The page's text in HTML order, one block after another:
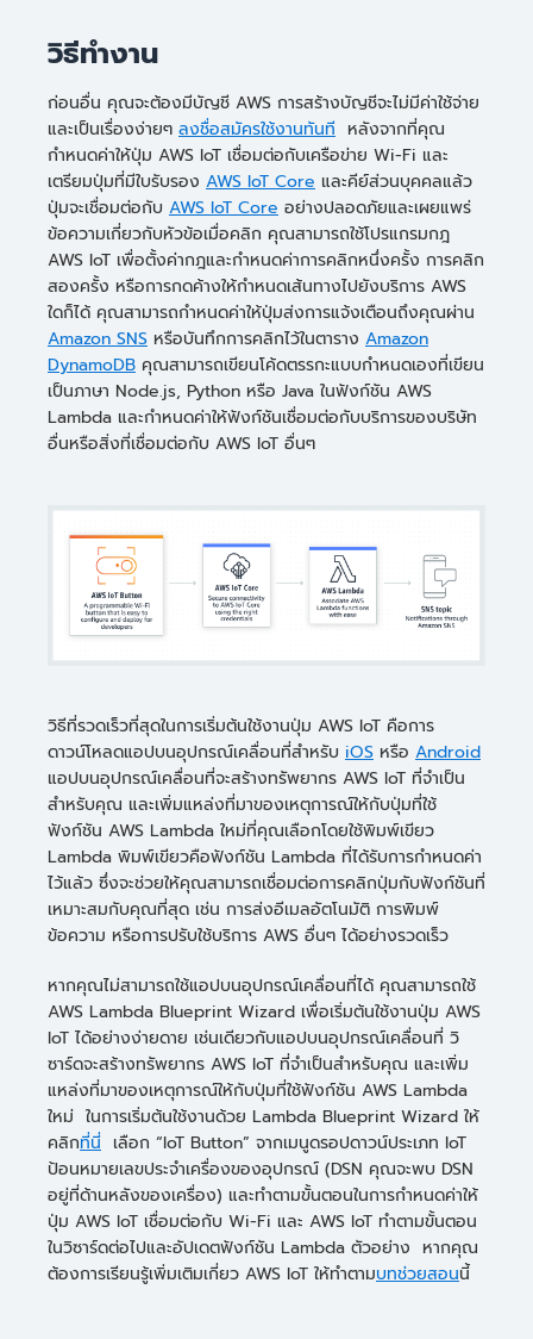
วิธีทำงาน
ก่อนอื่น คุณจะต้องมีบัญชี AWS การสร้างบัญชีจะไม่มีค่าใช้จ่าย
และเป็นเรื่องง่ายๆ ลงชื่อสมัครใช้งานทันที หลังจากที่คุณ
กำหนดค่าให้ปุ่ม AWS IoT เชื่อมต่อกับเครือข่าย Wi-Fi และ
เตรียมปุ่มที่มีใบรับรอง AWS IoT Core และคีย์ส่วนบุคคลแล้ว
ปุ่มจะเชื่อมต่อกับ AWS IoT Core อย่างปลอดภัยและเผยแพร่
ข้อความเกี่ยวกับหัวข้อเมื่อคลิก คุณสามารถใช้โปรแกรมกฎ
AWS IoT เพื่อตั้งค่ากฎและกำหนดค่าการคลิกหนึ่งครั้ง การคลิก
สองครั้ง หรือการกดค้างให้กำหนดเส้นทางไปยังบริการ AWS
ใดก็ได้ คุณสามารถกำหนดค่าให้ปุ่มส่งการแจ้งเตือนถึงคุณผ่าน
Amazon SNS หรือบันทึกการคลิกไว้ในตาราง Amazon
DynamoDB คุณสามารถเขียนโค้ดตรรกะแบบกำหนดเองที่เขียน
เป็นภาษา Node.js, Python หรือ Java ในฟังก์ชัน AWS
Lambda และกำหนดค่าให้ฟังก์ชันเชื่อมต่อกับบริการของบริษัท
อื่นหรือสิ่งที่เชื่อมต่อกับ AWS IoT อื่นๆ
วิธีที่รวดเร็วที่สุดในการเริ่มต้นใช้งานปุ่ม AWS IoT คือการ
ดาวน์โหลดแอปบนอุปกรณ์เคลื่อนที่สำหรับ iOS หรือ Android
แอปบนอุปกรณ์เคลื่อนที่จะสร้างทรัพยากร AWS IoT ที่จำเป็น
สำหรับคุณ และเพิ่มแหล่งที่มาของเหตุการณ์ให้กับปุ่มที่ใช้
ฟังก์ชัน AWS Lambda ใหม่ที่คุณเลือกโดยใช้พิมพ์เขียว
Lambda พิมพ์เขียวคือฟังก์ชัน Lambda ที่ได้รับการกำหนดค่า
ไว้แล้ว ซึ่งจะช่วยให้คุณสามารถเชื่อมต่อการคลิกปุ่มกับฟังก์ชันที่
เหมาะสมกับคุณที่สุด เช่น การส่งอีเมลอัตโนมัติ การพิมพ์
ข้อความ หรือการปรับใช้บริการ AWS อื่นๆ ได้อย่างรวดเร็ว
หากคุณไม่สามารถใช้แอปบนอุปกรณ์เคลื่อนที่ได้ คุณสามารถใช้
AWS Lambda Blueprint Wizard เพื่อเริ่มต้นใช้งานปุ่ม AWS
IoT ได้อย่างง่ายดาย เช่นเดียวกับแอปบนอุปกรณ์เคลื่อนที่ วิ
ซาร์ดจะสร้างทรัพยากร AWS IoT ที่จำเป็นสำหรับคุณ และเพิ่ม
แหล่งที่มาของเหตุการณ์ให้กับปุ่มที่ใช้ฟังก์ชัน AWS Lambda
ใหม่ ในการเริ่มต้นใช้งานด้วย Lambda Blueprint Wizard ให้
คลิกที่นี่ เลือก “IoT Button” จากเมนูดรอปดาวน์ประเภท IoT
ป้อนหมายเลขประจำเครื่องของอุปกรณ์ (DSN คุณจะพบ DSN
อยู่ที่ด้านหลังของเครื่อง) และทำตามขั้นตอนในการกำหนดค่าให้
ปุ่ม AWS IoT เชื่อมต่อกับ Wi-Fi และ AWS IoT ทำตามขั้นตอน
ในวิซาร์ดต่อไปและอัปเดตฟังก์ชัน Lambda ตัวอย่าง หากคุณ
ต้องการเรียนรู้เพิ่มเติมเกี่ยว AWS IoT ให้ทำตามบทช่วยสอนนี้